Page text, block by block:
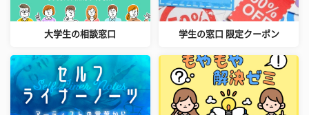
大学生の相談窓口 学生の窓口 限定クーポン